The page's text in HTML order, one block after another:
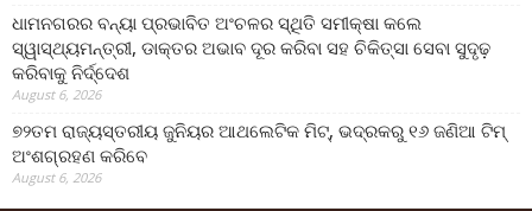
ଧାମନଗରର ବନ୍ୟା ପ୍ରଭାବିତ ଅଂଚଳର ସ୍ଥିତି ସମୀକ୍ଷା କଲେ
ସ୍ୱାସ୍ଥ୍ୟମନ୍ତ୍ରୀ, ଡାକ୍ତର ଅଭାବ ଦୂର କରିବା ସହ ଚିକିତ୍ସା ସେବା ସୁଦୃଢ଼
କରିବାକୁ ନିର୍ଦ୍ଦେଶ
August 6, 2026
୭୨ତମ ରାଜ୍ୟସ୍ତରୀୟ ଜୁନିୟର ଆଥଲେଟିକ ମିଟ୍‌, ଭଦ୍ରକରୁ ୧୬ ଜଣିଆ ଟିମ୍
ଅଂଶଗ୍ରହଣ କରିବେ
August 6, 2026